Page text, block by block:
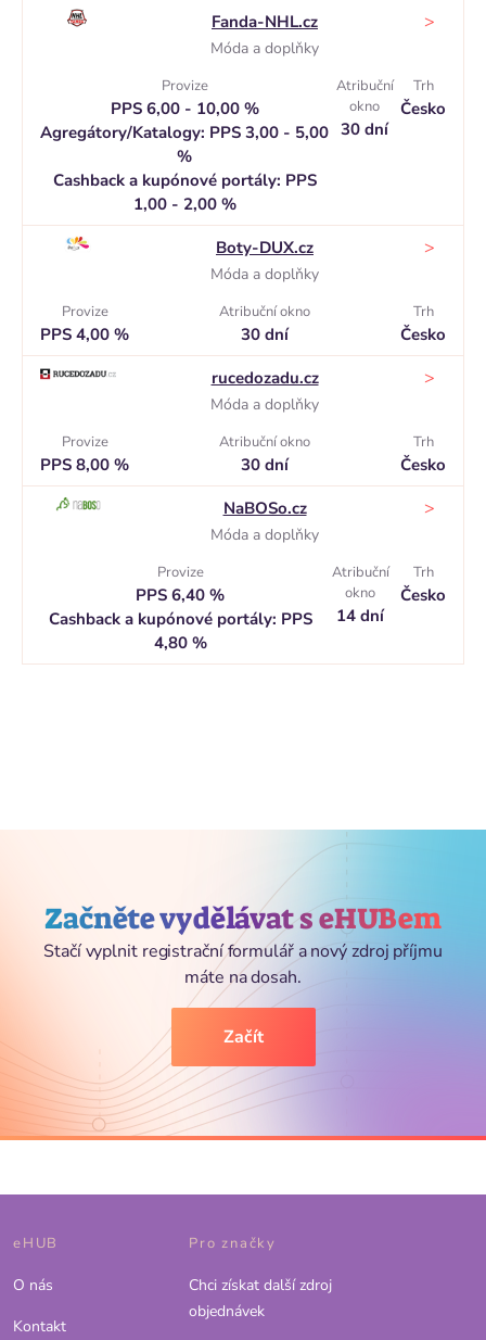
Fanda-NHL.cz
Móda a doplňky
>
Provize
PPS 6,00 - 10,00 %
Agregátory/Katalogy: PPS 3,00 - 5,00
%
Cashback a kupónové portály: PPS
1,00 - 2,00 %
Atribuční
okno
30 dní
Trh
Česko
Boty-DUX.cz
Móda a doplňky
>
Provize
PPS 4,00 %
Atribuční okno
30 dní
Trh
Česko
rucedozadu.cz
Móda a doplňky
>
Provize
PPS 8,00 %
Atribuční okno
30 dní
Trh
Česko
NaBOSo.cz
Móda a doplňky
>
Provize
PPS 6,40 %
Cashback a kupónové portály: PPS
4,80 %
Atribuční
okno
14 dní
Trh
Česko
Začněte vydělávat s eHUBem
Stačí vyplnit registrační formulář a nový zdroj příjmu
máte na dosah.
Začít
eHUB
O nás
Kontakt
Pro značky
Chci získat další zdroj
objednávek